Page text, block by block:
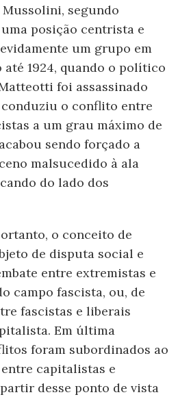
segundo
posição centrista e
um grupo em
1924, quando o político
foi assassinado
o conflito entre
a um grau máximo de
sendo forçado a
malsucedido à ala
do lado dos
o conceito de
de disputa social e
entre extremistas e
campo fascista, ou, de
fascistas e liberais
Em última
foram subordinados ao
capitalistas e
desse ponto de vista